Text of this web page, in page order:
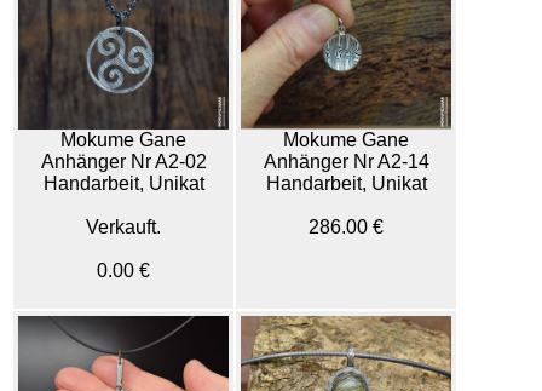
Mokume Gane
Anhänger Nr A2-02
Handarbeit, Unikat
Verkauft.
0.00 €
Mokume Gane
Anhänger Nr A2-14
Handarbeit, Unikat
286.00 €